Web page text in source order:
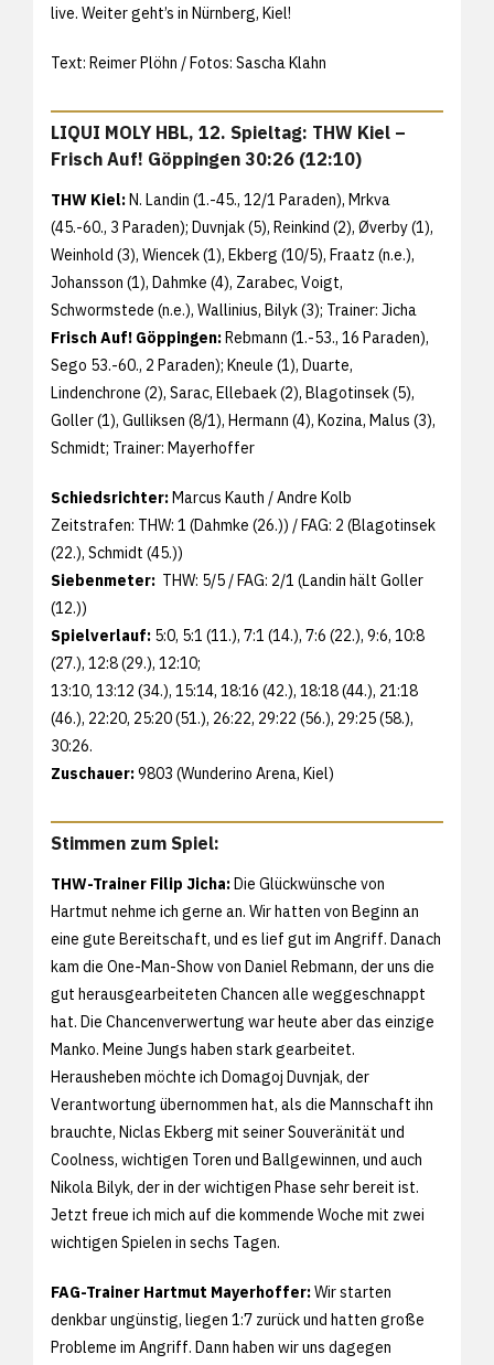
live. Weiter geht’s in Nürnberg, Kiel!
Text: Reimer Plöhn / Fotos: Sascha Klahn
LIQUI MOLY HBL, 12. Spieltag: THW Kiel –
Frisch Auf! Göppingen 30:26 (12:10)
THW Kiel:N. Landin (1.-45., 12/1 Paraden), Mrkva
(45.-60., 3 Paraden); Duvnjak (5), Reinkind (2), Øverby (1),
Weinhold (3), Wiencek (1), Ekberg (10/5), Fraatz (n.e.),
Johansson (1), Dahmke (4), Zarabec, Voigt,
Schwormstede (n.e.), Wallinius, Bilyk (3); Trainer: Jicha
Frisch Auf! Göppingen:Rebmann (1.-53., 16 Paraden),
Sego 53.-60., 2 Paraden); Kneule (1), Duarte,
Lindenchrone (2), Sarac, Ellebaek (2), Blagotinsek (5),
Goller (1), Gulliksen (8/1), Hermann (4), Kozina, Malus (3),
Schmidt; Trainer: Mayerhoffer
Schiedsrichter:Marcus Kauth / Andre Kolb
Zeitstrafen: THW: 1 (Dahmke (26.)) / FAG: 2 (Blagotinsek
(22.), Schmidt (45.))
Siebenmeter: THW: 5/5 / FAG: 2/1 (Landin hält Goller
(12.))
Spielverlauf: 5:0, 5:1 (11.), 7:1 (14.), 7:6 (22.), 9:6, 10:8
(27.), 12:8 (29.), 12:10;
13:10, 13:12 (34.), 15:14, 18:16 (42.), 18:18 (44.), 21:18
(46.), 22:20, 25:20 (51.), 26:22, 29:22 (56.), 29:25 (58.),
30:26.
Zuschauer:9803 (Wunderino Arena, Kiel)
Stimmen zum Spiel:
THW-Trainer Filip Jicha:Die Glückwünsche von
Hartmut nehme ich gerne an. Wir hatten von Beginn an
eine gute Bereitschaft, und es lief gut im Angriff. Danach
kam die One-Man-Show von Daniel Rebmann, der uns die
gut herausgearbeiteten Chancen alle weggeschnappt
hat. Die Chancenverwertung war heute aber das einzige
Manko. Meine Jungs haben stark gearbeitet.
Herausheben möchte ich Domagoj Duvnjak, der
Verantwortung übernommen hat, als die Mannschaft ihn
brauchte, Niclas Ekberg mit seiner Souveränität und
Coolness, wichtigen Toren und Ballgewinnen, und auch
Nikola Bilyk, der in der wichtigen Phase sehr bereit ist.
Jetzt freue ich mich auf die kommende Woche mit zwei
wichtigen Spielen in sechs Tagen.
FAG-Trainer Hartmut Mayerhoffer:Wir starten
denkbar ungünstig, liegen 1:7 zurück und hatten große
Probleme im Angriff. Dann haben wir uns dagegen